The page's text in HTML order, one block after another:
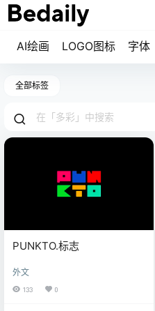
AI绘画 LOGO图标 字体
全部标签
PUNKTO.标志
外文
133 0